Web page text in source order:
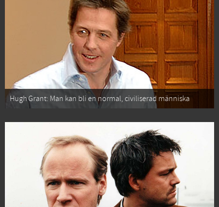
Hugh Grant: Man kan bli en normal, civiliserad människa